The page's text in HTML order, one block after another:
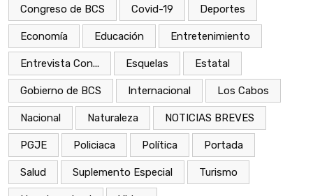
Congreso de BCS Covid-19 Deportes
Economía Educación Entretenimiento
Entrevista Con... Esquelas Estatal
Gobierno de BCS Internacional Los Cabos
Nacional Naturaleza NOTICIAS BREVES
PGJE Policiaca Política Portada
Salud Suplemento Especial Turismo